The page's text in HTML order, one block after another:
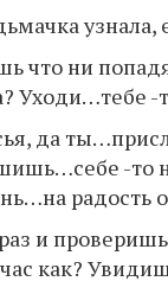
что ни
Уходи…тебе -
да
-то
радость
и
как?